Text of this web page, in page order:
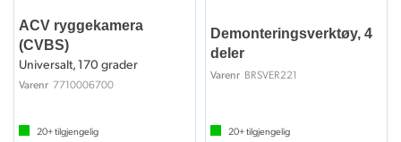
ACV ryggekamera
(CVBS)
Universalt, 170 grader
Varenr 7710006700
20+tilgjengelig
Demonteringsverktøy, 4
deler
Varenr BRSVER221
20+tilgjengelig